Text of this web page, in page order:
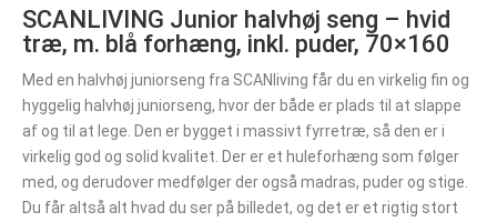
SCANLIVING Junior halvhøj seng – hvid
træ, m. blå forhæng, inkl. puder, 70×160
Med en halvhøj juniorseng fra SCANliving får du en virkelig fin og
hyggelig halvhøj juniorseng, hvor der både er plads til at slappe
af og til at lege. Den er bygget i massivt fyrretræ, så den er i
virkelig god og solid kvalitet. Der er et huleforhæng som følger
med, og derudover medfølger der også madras, puder og stige.
Du får altså alt hvad du ser på billedet, og det er et rigtig stort